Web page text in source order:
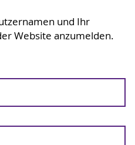
und Ihr
Website anzumelden.